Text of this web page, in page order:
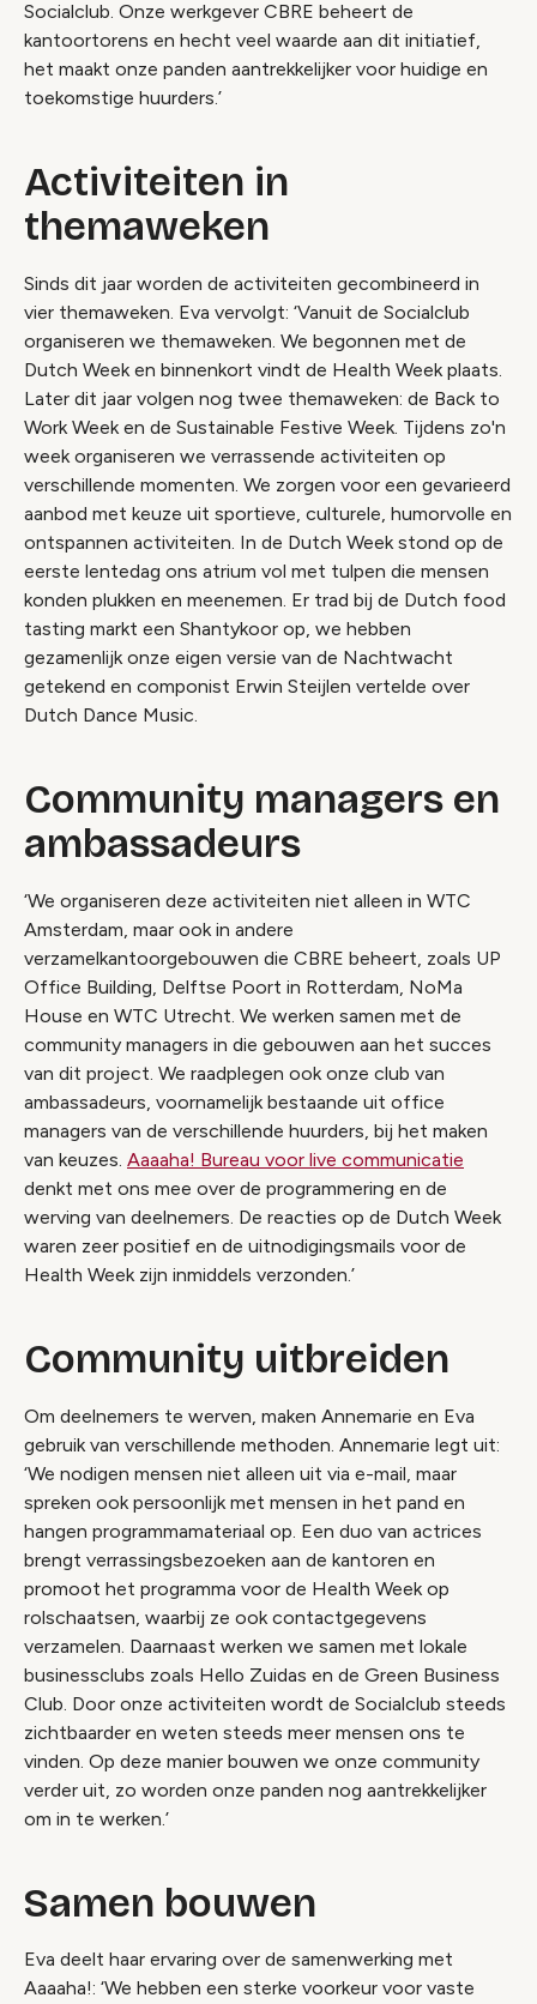
Socialclub. Onze werkgever CBRE beheert de
kantoortorens en hecht veel waarde aan dit initiatief,
het maakt onze panden aantrekkelijker voor huidige en
toekomstige huurders.’
Activiteiten in
themaweken
Sinds dit jaar worden de activiteiten gecombineerd in
vier themaweken. Eva vervolgt: ‘Vanuit de Socialclub
organiseren we themaweken. We begonnen met de
Dutch Week en binnenkort vindt de Health Week plaats.
Later dit jaar volgen nog twee themaweken: de Back to
Work Week en de Sustainable Festive Week. Tijdens zo'n
week organiseren we verrassende activiteiten op
verschillende momenten. We zorgen voor een gevarieerd
aanbod met keuze uit sportieve, culturele, humorvolle en
ontspannen activiteiten. In de Dutch Week stond op de
eerste lentedag ons atrium vol met tulpen die mensen
konden plukken en meenemen. Er trad bij de Dutch food
tasting markt een Shantykoor op, we hebben
gezamenlijk onze eigen versie van de Nachtwacht
getekend en componist Erwin Steijlen vertelde over
Dutch Dance Music.
Community managers en
ambassadeurs
‘We organiseren deze activiteiten niet alleen in WTC
Amsterdam, maar ook in andere
verzamelkantoorgebouwen die CBRE beheert, zoals UP
Office Building, Delftse Poort in Rotterdam, NoMa
House en WTC Utrecht. We werken samen met de
community managers in die gebouwen aan het succes
van dit project. We raadplegen ook onze club van
ambassadeurs, voornamelijk bestaande uit office
managers van de verschillende huurders, bij het maken
van keuzes. Aaaaha! Bureau voor live communicatie
denkt met ons mee over de programmering en de
werving van deelnemers. De reacties op de Dutch Week
waren zeer positief en de uitnodigingsmails voor de
Health Week zijn inmiddels verzonden.’
Community uitbreiden
Om deelnemers te werven, maken Annemarie en Eva
gebruik van verschillende methoden. Annemarie legt uit:
‘We nodigen mensen niet alleen uit via e-mail, maar
spreken ook persoonlijk met mensen in het pand en
hangen programmamateriaal op. Een duo van actrices
brengt verrassingsbezoeken aan de kantoren en
promoot het programma voor de Health Week op
rolschaatsen, waarbij ze ook contactgegevens
verzamelen. Daarnaast werken we samen met lokale
businessclubs zoals Hello Zuidas en de Green Business
Club. Door onze activiteiten wordt de Socialclub steeds
zichtbaarder en weten steeds meer mensen ons te
vinden. Op deze manier bouwen we onze community
verder uit, zo worden onze panden nog aantrekkelijker
om in te werken.’
Samen bouwen
Eva deelt haar ervaring over de samenwerking met
Aaaaha!: ‘We hebben een sterke voorkeur voor vaste